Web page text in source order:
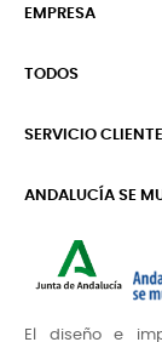
EMPRESA
TODOS
SERVICIO CLIENTE
ANDALUCÍA SE
El diseño e